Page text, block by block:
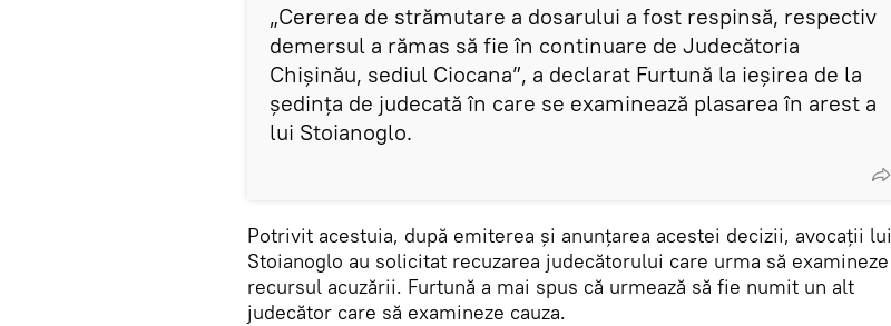
„Cererea de strămutare a dosarului a fost respinsă, respectiv
demersul a rămas să fie în continuare de Judecătoria
Chișinău, sediul Ciocana”, a declarat Furtună la ieșirea de la
ședința de judecată în care se examinează plasarea în arest a
lui Stoianoglo.
Potrivit acestuia, după emiterea și anunțarea acestei decizii, avocații lui
Stoianoglo au solicitat recuzarea judecătorului care urma să examineze
recursul acuzării. Furtună a mai spus că urmează să fie numit un alt
judecător care să examineze cauza.